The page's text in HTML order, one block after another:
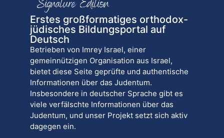
Erstes großformatiges orthodox-
jüdisches Bildungsportal auf
Deutsch
Betrieben von Imrey Israel, einer
gemeinnützigen Organisation aus Israel,
bietet diese Seite geprüfte und authentische
Informationen über das Judentum.
Insbesondere in deutscher Sprache gibt es
viele verfälschte Informationen über das
Judentum, und unser Projekt setzt sich aktiv
dagegen ein.